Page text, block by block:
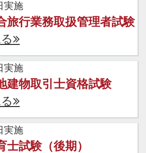
実施
旅行業務取扱管理者試験
実施
建物取引士資格試験
実施
試験（後期）